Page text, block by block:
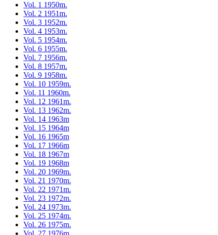
Vol. 1 1950m.
Vol. 2 1951m.
Vol. 3 1952m.
Vol. 4 1953m.
Vol. 5 1954m.
Vol. 6 1955m.
Vol. 7 1956m.
Vol. 8 1957m.
Vol. 9 1958m.
Vol. 10 1959m.
Vol. 11 1960m.
Vol. 12 1961m.
Vol. 13 1962m.
Vol. 14 1963m
Vol. 15 1964m
Vol. 16 1965m
Vol. 17 1966m
Vol. 18 1967m
Vol. 19 1968m
Vol. 20 1969m.
Vol. 21 1970m.
Vol. 22 1971m.
Vol. 23 1972m.
Vol. 24 1973m.
Vol. 25 1974m.
Vol. 26 1975m.